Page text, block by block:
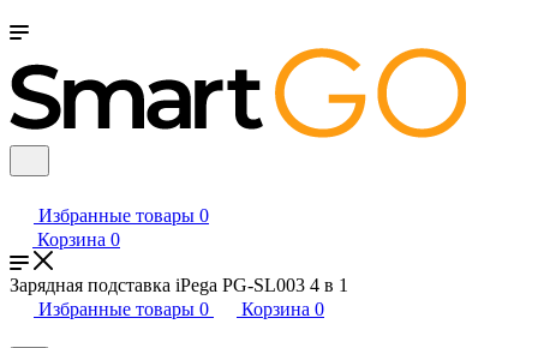
Избранные товары 0
Корзина 0
Зарядная подставка iPega PG-SL003 4 в 1
Избранные товары 0 Корзина 0